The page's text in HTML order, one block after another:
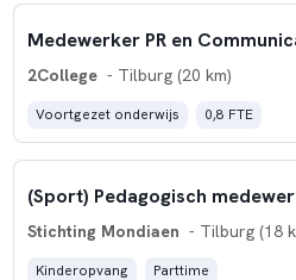
Medewerker PR en
2College - Tilburg (20 km)
Voortgezet onderwijs 0,8 FTE
(Sport) Pedagogisch
Stichting Mondiaen - Tilburg (18
Kinderopvang Parttime